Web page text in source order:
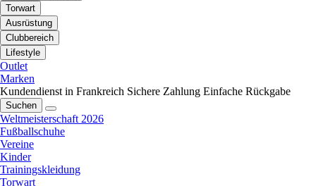
Torwart
Ausrüstung
Clubbereich
Lifestyle
Outlet
Marken
Kundendienst in Frankreich Sichere Zahlung Einfache Rückgabe
Suchen
Weltmeisterschaft 2026
Fußballschuhe
Vereine
Kinder
Trainingskleidung
Torwart